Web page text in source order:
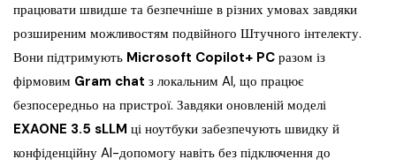
працювати швидше та безпечніше в різних умовах завдяки
розширеним можливостям подвійного Штучного інтелекту.
Вони підтримують Microsoft Copilot+ PC разом із
фірмовим Gram chat з локальним AI, що працює
безпосередньо на пристрої. Завдяки оновленій моделі
EXAONE 3.5 sLLM ці ноутбуки забезпечують швидку й
конфіденційну AI-допомогу навіть без підключення до